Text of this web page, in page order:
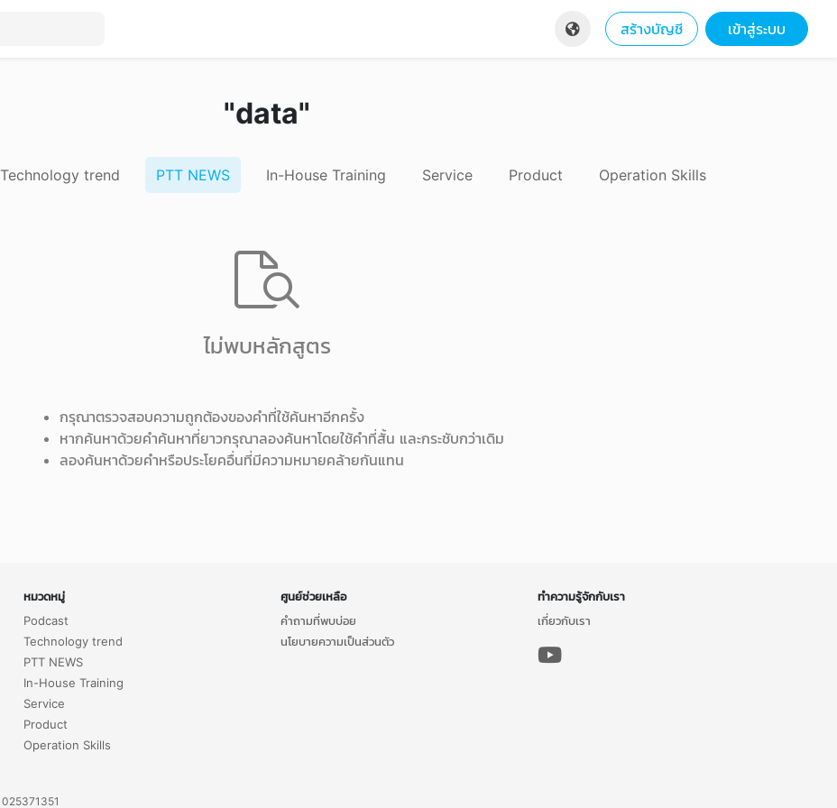
สร้างบัญชี เข้าสู่ระบบ
"data"
Technology trend PTT NEWS In-House Training Service Product Operation Skills
ไม่พบหลักสูตร
กรุณาตรวจสอบความถูกต้องของคำที่ใช้ค้นหาอีกครั้ง
หากค้นหาด้วยคำค้นหาที่ยาวกรุณาลองค้นหาโดยใช้คำที่สั้น และกระชับกว่าเดิม
ลองค้นหาด้วยคำหรือประโยคอื่นที่มีความหมายคล้ายกันแทน
หมวดหมู่
Podcast
Technology trend
PTT NEWS
In-House Training
Service
Product
Operation Skills
ศูนย์ช่วยเหลือ
คำถามที่พบบ่อย
นโยบายความเป็นส่วนตัว
ทำความรู้จักกับเรา
เกี่ยวกับเรา
025371351
Loading...